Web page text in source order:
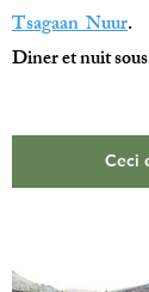
Tsagaan Nuur.
Diner et nuit
Ceci